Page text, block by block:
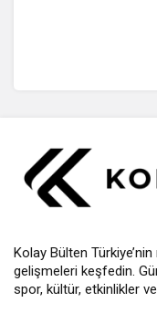
Kolay Bülten
gelişmeleri keşfedin.
spor, kültür, etkinlikler ve